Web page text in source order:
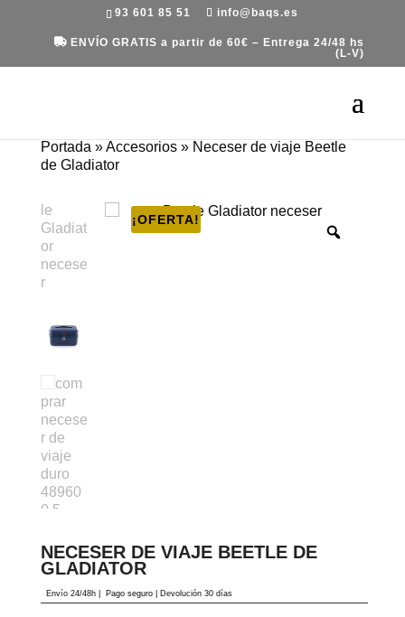
93 601 85 51 info@baqs.es
ENVÍO GRATIS a partir de 60€ – Entrega 24/48 hs
(L-V)
Portada »Accesorios» Neceser de viaje Beetle
de Gladiator
¡OFERTA!
NECESER DE VIAJE BEETLE DE
GLADIATOR
Envío 24/48h| Pago seguro | Devolución 30 días